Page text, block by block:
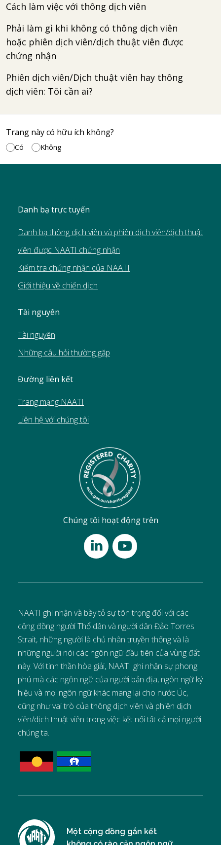
Cách làm việc với thông dịch viên
Phải làm gì khi không có thông dịch viên
hoặc phiên dịch viên/dịch thuật viên được
chứng nhận
Phiên dịch viên/Dịch thuật viên hay thông
dịch viên: Tôi cần ai?
Trang này có hữu ích không?
Có Không
Danh bạ trực tuyến
Danh bạ thông dịch viên và phiên dịch viên/dịch thuật
viên được NAATI chứng nhận
Kiểm tra chứng nhận của NAATI
Giới thiệu về chiến dịch
Tài nguyên
Tài nguyên
Những câu hỏi thường gặp
Đường liên kết
Trang mạng NAATI
Liên hệ với chúng tôi
Chúng tôi hoạt động trên
NAATI ghi nhận và bày tỏ sự tôn trọng đối với các
cộng đồng người Thổ dân và người dân Đảo Torres
Strait, những người là chủ nhân truyền thống và là
những người nói các ngôn ngữ đầu tiên của vùng đất
này. Với tinh thần hòa giải, NAATI ghi nhận sự phong
phú mà các ngôn ngữ của người bản địa, ngôn ngữ ký
hiệu và mọi ngôn ngữ khác mang lại cho nước Úc,
cũng như vai trò của thông dịch viên và phiên dịch
viên/dịch thuật viên trong việc kết nối tất cả mọi người
chúng ta.
Một cộng đồng gắn kết